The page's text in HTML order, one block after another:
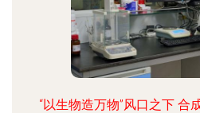
“以生物造万物”风口之下 合